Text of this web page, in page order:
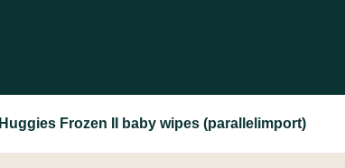
Huggies Frozen II baby wipes (parallelimport)